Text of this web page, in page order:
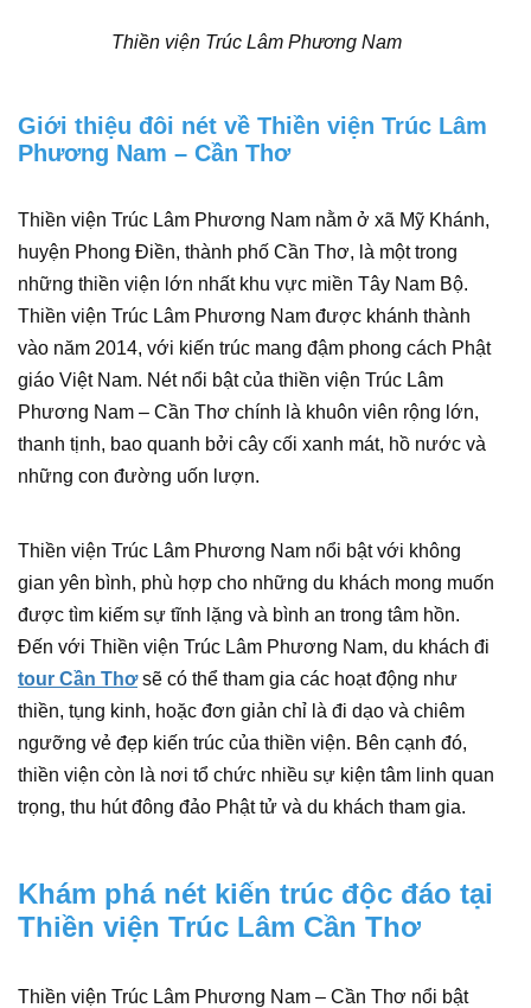
Thiền viện Trúc Lâm Phương Nam
Giới thiệu đôi nét về Thiền viện Trúc Lâm
Phương Nam – Cần Thơ
Thiền viện Trúc Lâm Phương Nam nằm ở xã Mỹ Khánh,
huyện Phong Điền, thành phố Cần Thơ, là một trong
những thiền viện lớn nhất khu vực miền Tây Nam Bộ.
Thiền viện Trúc Lâm Phương Nam được khánh thành
vào năm 2014, với kiến trúc mang đậm phong cách Phật
giáo Việt Nam. Nét nổi bật của thiền viện Trúc Lâm
Phương Nam – Cần Thơ chính là khuôn viên rộng lớn,
thanh tịnh, bao quanh bởi cây cối xanh mát, hồ nước và
những con đường uốn lượn.
Thiền viện Trúc Lâm Phương Nam nổi bật với không
gian yên bình, phù hợp cho những du khách mong muốn
được tìm kiếm sự tĩnh lặng và bình an trong tâm hồn.
Đến với Thiền viện Trúc Lâm Phương Nam, du khách đi
tour Cần Thơsẽ có thể tham gia các hoạt động như
thiền, tụng kinh, hoặc đơn giản chỉ là đi dạo và chiêm
ngưỡng vẻ đẹp kiến trúc của thiền viện. Bên cạnh đó,
thiền viện còn là nơi tổ chức nhiều sự kiện tâm linh quan
trọng, thu hút đông đảo Phật tử và du khách tham gia.
Khám phá nét kiến trúc độc đáo tại
Thiền viện Trúc Lâm Cần Thơ
Thiền viện Trúc Lâm Phương Nam – Cần Thơ nổi bật